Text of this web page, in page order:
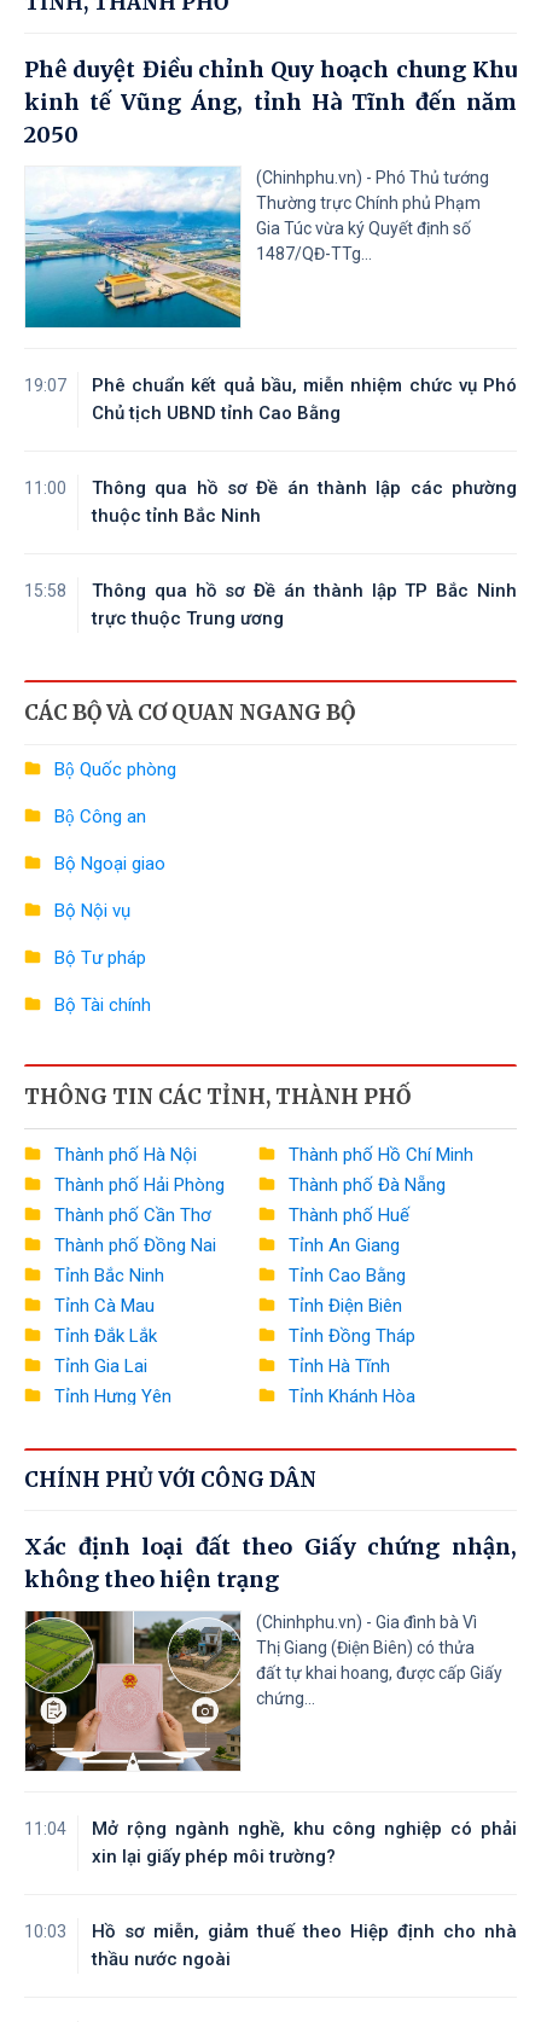
Phê duyệt Điều chỉnh Quy hoạch chung Khu
kinh tế Vũng Áng, tỉnh Hà Tĩnh đến năm
2050
(Chinhphu.vn) - Phó Thủ tướng
Thường trực Chính phủ Phạm
Gia Túc vừa ký Quyết định số
1487/QĐ-TTg...
19:07
Phê chuẩn kết quả bầu, miễn nhiệm chức vụ Phó
Chủ tịch UBND tỉnh Cao Bằng
11:00
Thông qua hồ sơ Đề án thành lập các phường
thuộc tỉnh Bắc Ninh
15:58
Thông qua hồ sơ Đề án thành lập TP Bắc Ninh
trực thuộc Trung ương
CÁC BỘ VÀ CƠ QUAN NGANG BỘ
Bộ Quốc phòng
Bộ Công an
Bộ Ngoại giao
Bộ Nội vụ
Bộ Tư pháp
Bộ Tài chính
Bộ Nông nghiệp và Môi trường
Bộ Xây dựng
Bộ Văn hóa, Thể thao và Du lịch
Bộ Khoa học và Công nghệ
Bộ Giáo dục và Đào tạo
Bộ Y tế
Bộ Dân tộc và Tôn giáo
Ngân hàng Nhà nước Việt Nam
THÔNG TIN CÁC TỈNH, THÀNH PHỐ
Thành phố Hà Nội
Thành phố Hồ Chí Minh
Thành phố Hải Phòng
Thành phố Đà Nẵng
Thành phố Cần Thơ
Thành phố Huế
Thành phố Đồng Nai
Tỉnh An Giang
Tỉnh Bắc Ninh
Tỉnh Cao Bằng
Tỉnh Cà Mau
Tỉnh Điện Biên
Tỉnh Đắk Lắk
Tỉnh Đồng Tháp
Tỉnh Gia Lai
Tỉnh Hà Tĩnh
Tỉnh Hưng Yên
Tỉnh Khánh Hòa
Tỉnh Lâm Đồng
Tỉnh Lạng Sơn
Tỉnh Nghệ An
Tỉnh Ninh Bình
Tỉnh Quảng Ninh
Tỉnh Quảng Trị
Tỉnh Sơn La
Tỉnh Thái Nguyên
Tỉnh Tây Ninh
Tỉnh Vĩnh Long
CHÍNH PHỦ VỚI CÔNG DÂN
Xác định loại đất theo Giấy chứng nhận,
không theo hiện trạng
(Chinhphu.vn) - Gia đình bà Vì
Thị Giang (Điện Biên) có thửa
đất tự khai hoang, được cấp Giấy
chứng...
11:04
Mở rộng ngành nghề, khu công nghiệp có phải
xin lại giấy phép môi trường?
10:03
Hồ sơ miễn, giảm thuế theo Hiệp định cho nhà
thầu nước ngoài